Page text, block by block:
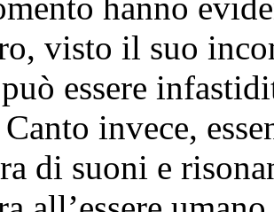
visto il suo
essere
invece,
di suoni e